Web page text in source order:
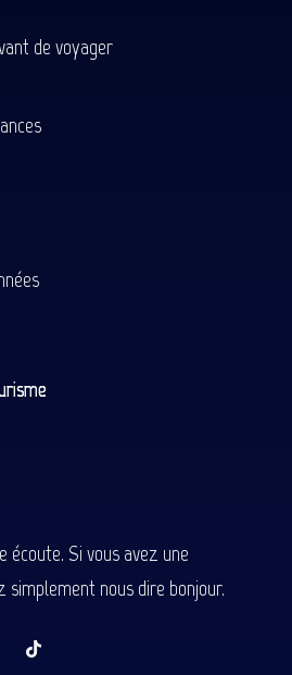
de voyager
écoute. Si vous avez une
simplement nous dire bonjour.